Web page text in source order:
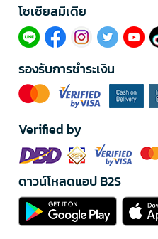
โซเซียลมีเดีย​
รองรับการชำระเงิน
Verified by
ดาวน์โหลดแอป B2S